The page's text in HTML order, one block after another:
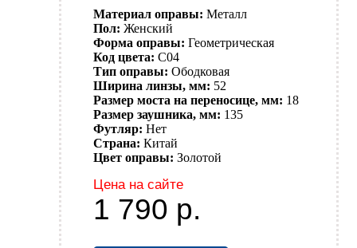
Материал оправы: Металл
Пол: Женский
Форма оправы: Геометрическая
Код цвета: C04
Тип оправы: Ободковая
Ширина линзы, мм: 52
Размер моста на переносице, мм: 18
Размер заушника, мм: 135
Футляр: Нет
Страна: Китай
Цвет оправы: Золотой
Цена на сайте
1 790 р.